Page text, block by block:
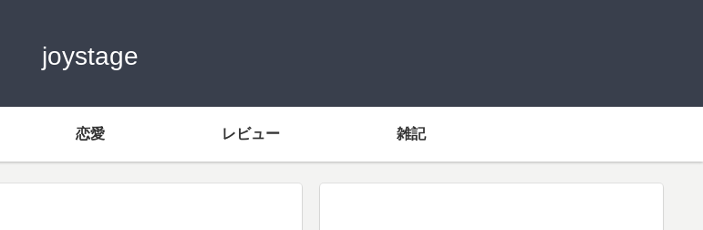
joystage
恋愛 レビュー 雑記